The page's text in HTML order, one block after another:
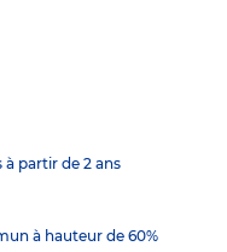
à partir de 2 ans
à hauteur de 60%